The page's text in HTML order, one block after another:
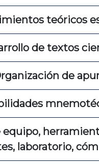
teóricos
de textos
de
equipo,
laboratorio,